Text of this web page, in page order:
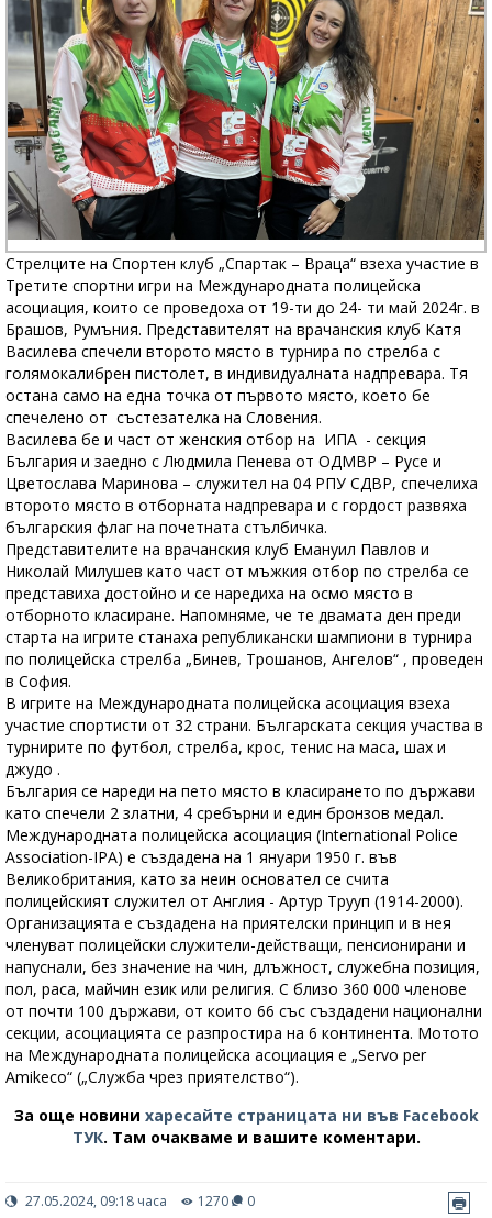
Стрелците на Спортен клуб „Спартак – Враца“ взеха участие в
Третите спортни игри на Международната полицейска
асоциация, които се проведоха от 19-ти до 24- ти май 2024г. в
Брашов, Румъния. Представителят на врачанския клуб Катя
Василева спечели второто място в турнира по стрелба с
голямокалибрен пистолет, в индивидуалната надпревара. Тя
остана само на една точка от първото място, което бе
спечелено от състезателка на Словения.
Василева бе и част от женския отбор на ИПА - секция
България и заедно с Людмила Пенева от ОДМВР – Русе и
Цветослава Маринова – служител на 04 РПУ СДВР, спечелиха
второто място в отборната надпревара и с гордост развяха
българския флаг на почетната стълбичка.
Представителите на врачанския клуб Емануил Павлов и
Николай Милушев като част от мъжкия отбор по стрелба се
представиха достойно и се наредиха на осмо място в
отборното класиране. Напомняме, че те двамата ден преди
старта на игрите станаха републикански шампиони в турнира
по полицейска стрелба „Бинев, Трошанов, Ангелов“ , проведен
в София.
В игрите на Международната полицейска асоциация взеха
участие спортисти от 32 страни. Българската секция участва в
турнирите по футбол, стрелба, крос, тенис на маса, шах и
джудо .
България се нареди на пето място в класирането по държави
като спечели 2 златни, 4 сребърни и един бронзов медал.
Международната полицейска асоциация (International Police
Association-IPA) е създадена на 1 януари 1950 г. във
Великобритания, като за неин основател се счита
полицейският служител от Англия - Артур Трууп (1914-2000).
Организацията е създадена на приятелски принцип и в нея
членуват полицейски служители-действащи, пенсионирани и
напуснали, без значение на чин, длъжност, служебна позиция,
пол, раса, майчин език или религия. С близо 360 000 членове
от почти 100 държави, от които 66 със създадени национални
секции, асоциацията се разпростира на 6 континента. Мотото
на Международната полицейска асоциация е „Servo per
Amikeco“ („Служба чрез приятелство“).
За още новини харесайте страницата ни във Facebook
ТУК. Там очакваме и вашите коментари.
27.05.2024, 09:18 часа 1270 0